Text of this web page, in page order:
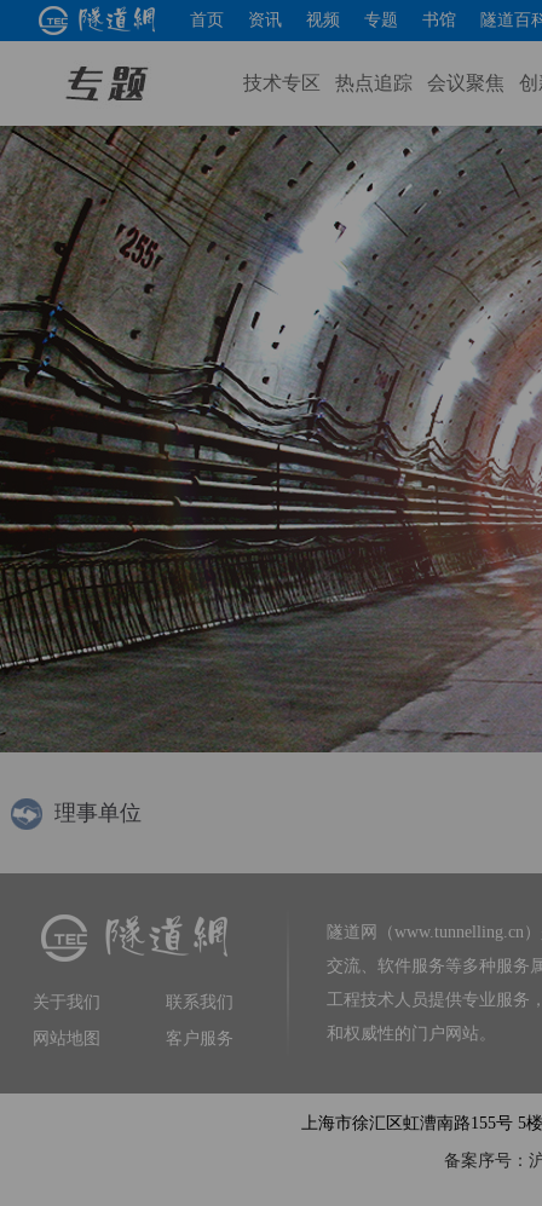
首页 资讯 视频 专题 书馆 隧道百
技术专区 热点追踪 会议聚焦 创
理事单位
关于我们
联系我们
网站地图
客户服务
隧道网（www.tunnelling.cn）
交流、软件服务等多种服务
工程技术人员提供专业服务
和权威性的门户网站。
上海市徐汇区虹漕南路155号 5
备案序号：